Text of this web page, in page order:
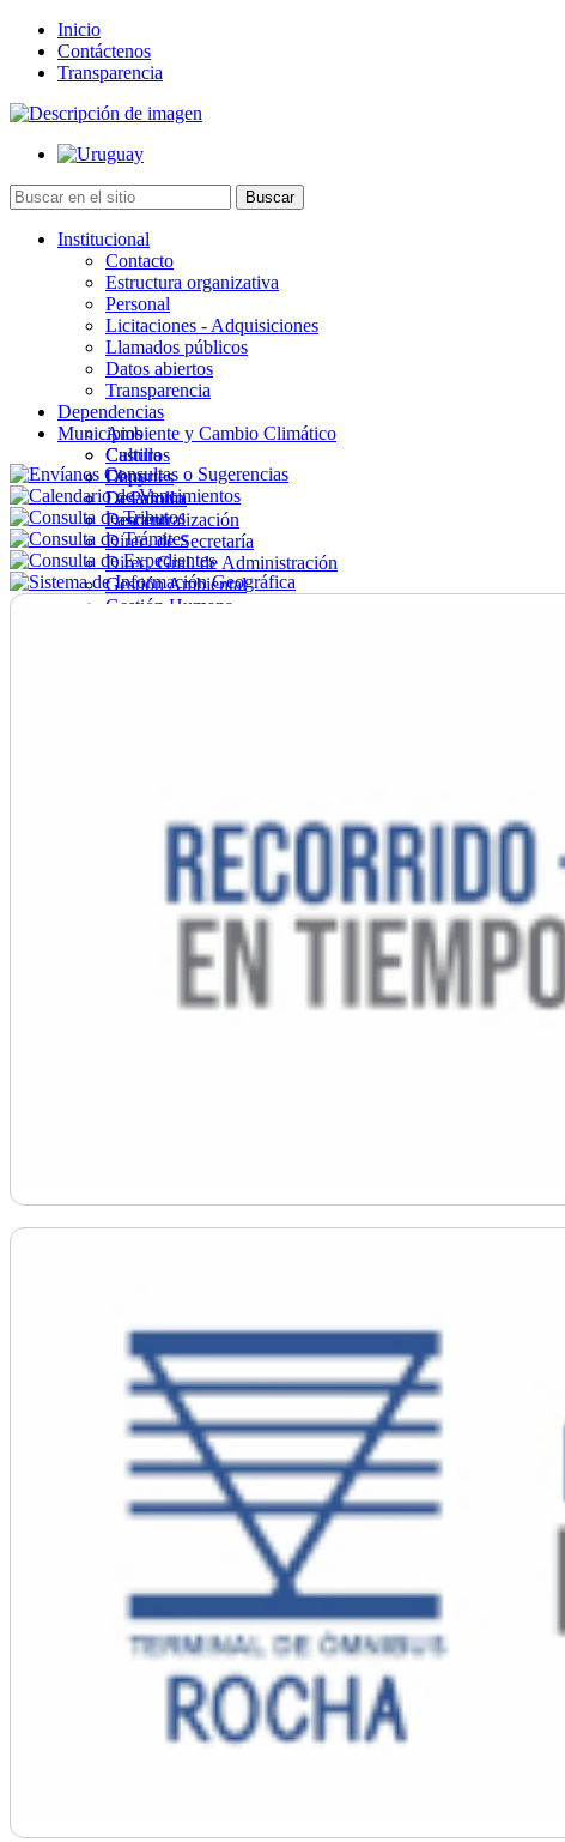
Inicio
Contáctenos
Transparencia
Institucional
Contacto
Estructura organizativa
Personal
Licitaciones - Adquisiciones
Llamados públicos
Datos abiertos
Transparencia
Dependencias
Ambiente y Cambio Climático
Cultura
Deportes
Desarrollo
Descentralización
Direc. de Secretaría
Direc. Gral. de Administración
Gestión Ambiental
Gestión Humana
Municipios
Castillos
Chuy
La Paloma
Lascano